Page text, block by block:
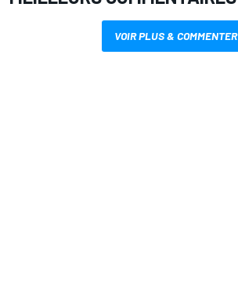
VOIR PLUS & COMMENTER